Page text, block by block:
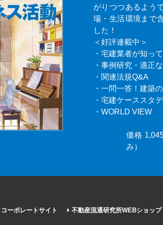
がりつつあるよう
場・生活環境まで
した！
＜好評連載中＞
・宅建業者が知っ
・事例研究・適正
・関連法規Q&A
・一問一答！建築
・宅建ケーススタ
・WORLD VIEW
価格
み）
コーポレートサイト
不動産流通研究所WEBショップ